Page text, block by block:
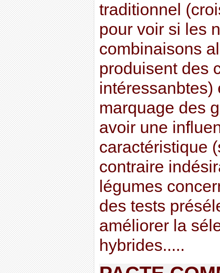
traditionnel
pour voir si les
combinaisons
produisent des
intéressanbtes)
marquage des
avoir une
caractéristique
contraire
légumes
des tests
améliorer la
hybrides.....